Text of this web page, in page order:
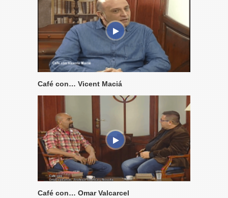
Café con… Vicent Maciá
Café con… Omar Valcarcel